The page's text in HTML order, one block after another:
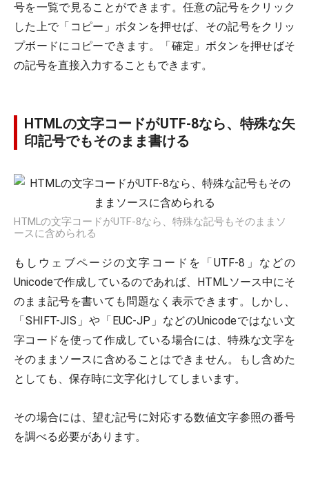
号を一覧で見ることができます。任意の記号をクリック
した上で「コピー」ボタンを押せば、その記号をクリッ
プボードにコピーできます。「確定」ボタンを押せばそ
の記号を直接入力することもできます。
HTMLの文字コードがUTF-8なら、特殊な矢
印記号でもそのまま書ける
HTMLの文字コードがUTF-8なら、特殊な記号もそのままソ
ースに含められる
もしウェブページの文字コードを「UTF-8」などの
Unicodeで作成しているのであれば、HTMLソース中にそ
のまま記号を書いても問題なく表示できます。しかし、
「SHIFT-JIS」や「EUC-JP」などのUnicodeではない文
字コードを使って作成している場合には、特殊な文字を
そのままソースに含めることはできません。もし含めた
としても、保存時に文字化けしてしまいます。
その場合には、望む記号に対応する数値文字参照の番号
を調べる必要があります。